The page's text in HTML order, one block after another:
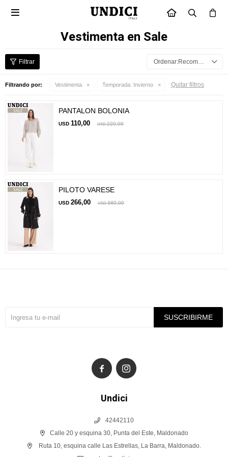
INICIO

Vestimenta en Sale
Recomendados
Filtrando por: Vestimenta Temporada: Invierno Quitar filtros
PANTALON BOLONIA
USD 110,00 USD 220,00
PILOTO VARESE
USD 266,00 USD 380,00
Undici
42442110
Calle 20 y esquina 30, Punta del Este, Maldonado
Ruta 10, esquina calle Las Estrellas, La Barra, Maldonado.
SUSCRIBIRME
 